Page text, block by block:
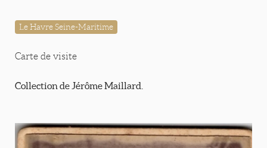
Le Havre Seine-Maritime
Carte de visite
Collection de Jérôme Maillard.